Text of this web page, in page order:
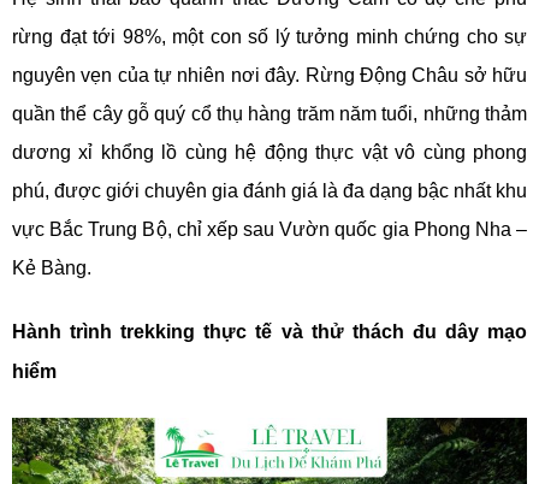
rừng đạt tới 98%, một con số lý tưởng minh chứng cho sự
nguyên vẹn của tự nhiên nơi đây. Rừng Động Châu sở hữu
quần thể cây gỗ quý cổ thụ hàng trăm năm tuổi, những thảm
dương xỉ khổng lồ cùng hệ động thực vật vô cùng phong
phú, được giới chuyên gia đánh giá là đa dạng bậc nhất khu
vực Bắc Trung Bộ, chỉ xếp sau Vườn quốc gia Phong Nha –
Kẻ Bàng.
Hành trình trekking thực tế và thử thách đu dây mạo
hiểm